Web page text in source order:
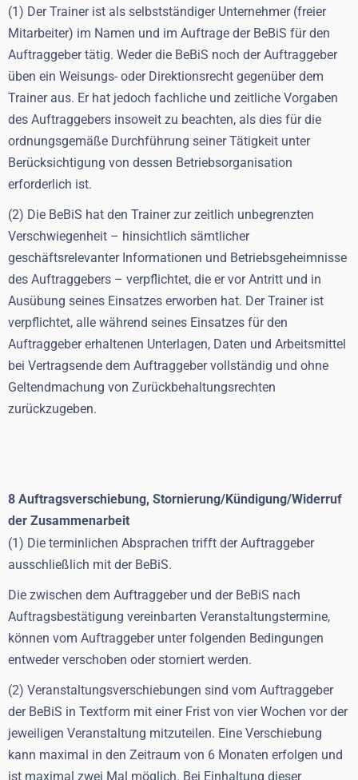
(1) Der Trainer ist als selbstständiger Unternehmer (freier
Mitarbeiter) im Namen und im Auftrage der BeBiS für den
Auftraggeber tätig. Weder die BeBiS noch der Auftraggeber
üben ein Weisungs- oder Direktionsrecht gegenüber dem
Trainer aus. Er hat jedoch fachliche und zeitliche Vorgaben
des Auftraggebers insoweit zu beachten, als dies für die
ordnungsgemäße Durchführung seiner Tätigkeit unter
Berücksichtigung von dessen Betriebsorganisation
erforderlich ist.
(2) Die BeBiS hat den Trainer zur zeitlich unbegrenzten
Verschwiegenheit – hinsichtlich sämtlicher
geschäftsrelevanter Informationen und Betriebsgeheimnisse
des Auftraggebers – verpflichtet, die er vor Antritt und in
Ausübung seines Einsatzes erworben hat. Der Trainer ist
verpflichtet, alle während seines Einsatzes für den
Auftraggeber erhaltenen Unterlagen, Daten und Arbeitsmittel
bei Vertragsende dem Auftraggeber vollständig und ohne
Geltendmachung von Zurückbehaltungsrechten
zurückzugeben.
8 Auftragsverschiebung, Stornierung/Kündigung/Widerruf
der Zusammenarbeit
(1) Die terminlichen Absprachen trifft der Auftraggeber
ausschließlich mit der BeBiS.
Die zwischen dem Auftraggeber und der BeBiS nach
Auftragsbestätigung vereinbarten Veranstaltungstermine,
können vom Auftraggeber unter folgenden Bedingungen
entweder verschoben oder storniert werden.
(2) Veranstaltungsverschiebungen sind vom Auftraggeber
der BeBiS in Textform mit einer Frist von vier Wochen vor der
jeweiligen Veranstaltung mitzuteilen. Eine Verschiebung
kann maximal in den Zeitraum von 6 Monaten erfolgen und
ist maximal zwei Mal möglich. Bei Einhaltung dieser